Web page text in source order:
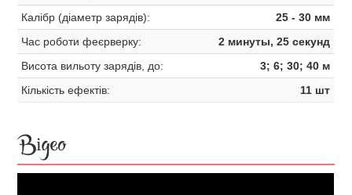
Калібр (діаметр зарядів):
25 - 30 мм
Час роботи феєрверку:
2 минуты, 25 секунд
Висота вильоту зарядів, до:
3; 6; 30; 40 м
Кількість ефектів:
11 шт
Відео